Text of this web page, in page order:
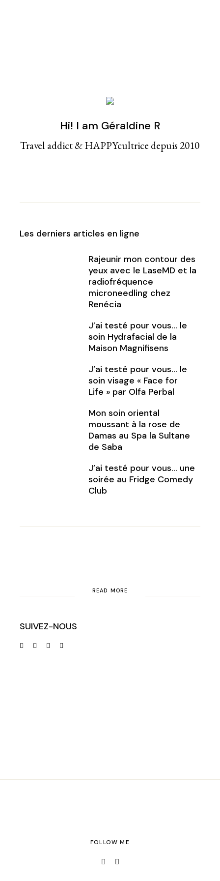
Hi! I am Géraldine R
Travel addict & HAPPYcultrice depuis 2010
Les derniers articles en ligne
Rajeunir mon contour des
yeux avec le LaseMD et la
radiofréquence
microneedling chez
Renécia
J’ai testé pour vous… le
soin Hydrafacial de la
Maison Magnifisens
J’ai testé pour vous… le
soin visage « Face for
Life » par Olfa Perbal
Mon soin oriental
moussant à la rose de
Damas au Spa la Sultane
de Saba
J’ai testé pour vous… une
soirée au Fridge Comedy
Club
READ MORE
SUIVEZ-NOUS
FOLLOW ME